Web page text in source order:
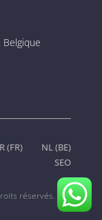
(FR)
NL (BE)
SEO
réservés.